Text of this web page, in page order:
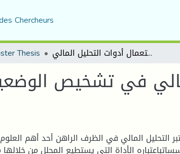
Chercheurs
Thesis دور التحليل المالي في تشخيص الوضعية المالية للمؤسسة باستعمال أدوات التحليل المالي
في تشخيص
التحليل المالي في الظرف الراهن أحد أهم العلوم
الأداة التي يستطيع المحلل من